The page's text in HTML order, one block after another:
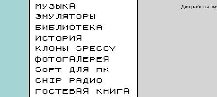
МУЗЫКА
ЭМУЛЯТОРЫ
БИБЛИОТЕКА
ИСТОРИЯ
КЛОНЫ SPECCY
ФОТОГАЛЕРЕЯ
SOFT ДЛЯ ПК
CHIP РАДИО
ГОСТЕВАЯ КНИГА
Для работы